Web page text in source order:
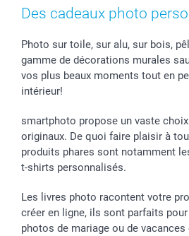
Cadres photo & accessoires déco
Stickers & Etiquettes
Chèque Cadeau
Mentions Légales
Affiliation
Investor Relations
B2B smartbusiness
Fête des Mères
Confirmation ou communion
Mariage
Fête d'anniversaire
Tous les évènements
Tarifs et frais de livraison
Livraison en 48 heures
Modes de Paiement
Identifiez-vous
Statut de ma commande
smarfriends
smartgarantie
smartbonus
Des cadeaux photo
Photo sur toile, sur alu, sur bois,
gamme de décorations murales
vos plus beaux moments tout en
intérieur!
smartphoto propose un vaste
originaux. De quoi faire plaisir à
produits phares sont notamment
t-shirts personnalisés.
Les livres photo racontent votre
créer en ligne, ils sont parfaits
photos de mariage ou de